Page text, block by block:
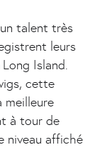
talent très
leurs
Island.
cette
meilleure
à tour de
niveau affiché